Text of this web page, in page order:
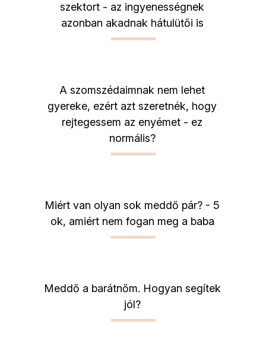
szektort - az ingyenességnek
azonban akadnak hátulütői is
A szomszédaimnak nem lehet
gyereke, ezért azt szeretnék, hogy
rejtegessem az enyémet - ez
normális?
Miért van olyan sok meddő pár? - 5
ok, amiért nem fogan meg a baba
Meddő a barátnőm. Hogyan segítek
jól?